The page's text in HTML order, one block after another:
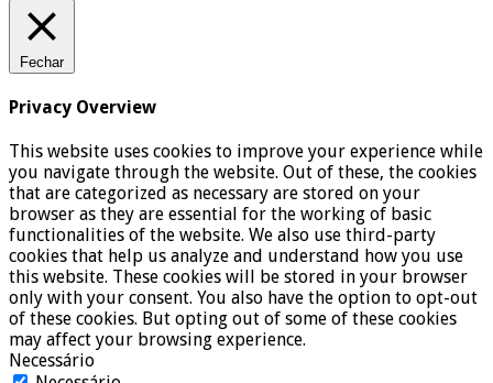
Fechar
Privacy Overview
This website uses cookies to improve your experience while
you navigate through the website. Out of these, the cookies
that are categorized as necessary are stored on your
browser as they are essential for the working of basic
functionalities of the website. We also use third-party
cookies that help us analyze and understand how you use
this website. These cookies will be stored in your browser
only with your consent. You also have the option to opt-out
of these cookies. But opting out of some of these cookies
may affect your browsing experience.
Necessário